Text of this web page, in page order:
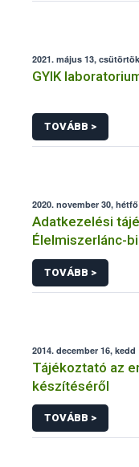
2021. május 13, csütörtök
GYIK
TOVÁBB >
2020. november 30, hétfő
Adatkezelési
Élelmiszerlánc-
üzemeltetett
információs
adatkezeléséhez
TOVÁBB >
2014. december 16, kedd
Tájékoztató az
készítéséről
TOVÁBB >